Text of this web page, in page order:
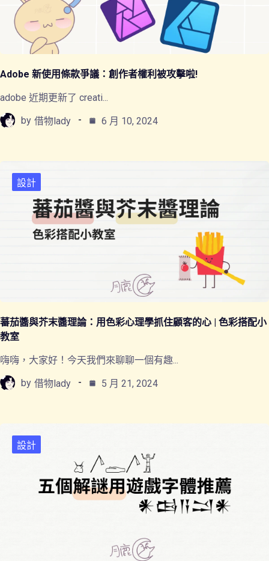
Adobe 新使用條款爭議：創作者權利被攻擊啦!
adobe 近期更新了 creati...
by 借物lady 6 月 10, 2024
設計
蕃茄醬與芥末醬理論：用色彩心理學抓住顧客的心 | 色彩搭配小
教室
嗨嗨，大家好！今天我們來聊聊一個有趣...
by 借物lady 5 月 21, 2024
設計